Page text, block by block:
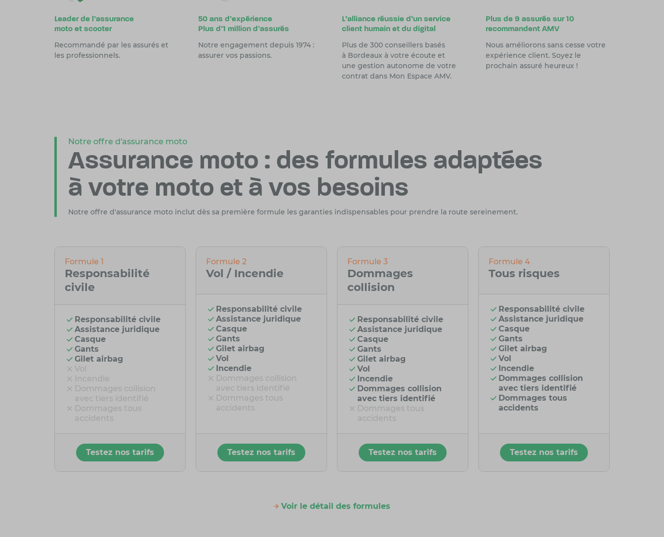
Leader de l’assurance
moto et scooter
Recommandé par les assurés et
les professionnels.
50 ans d’expérience
Plus d’1 million d’assurés
Notre engagement depuis 1974 :
assurer vos passions.
L'alliance réussie d'un service
client humain et du digital
Plus de 300 conseillers basés
à Bordeaux à votre écoute et
une gestion autonome de votre
contrat dans Mon Espace AMV.
Plus de 9 assurés sur 10
recommandent AMV
Nous améliorons sans cesse votre
expérience client. Soyez le
prochain assuré heureux !
Notre offre d'assurance moto
Assurance moto : des formules adaptées
à votre moto et à vos besoins
Notre offre d'assurance moto inclut dès sa première formule les garanties indispensables pour prendre la route sereinement.
Formule 1
Responsabilité
civile
Responsabilité civile
Assistance juridique
Casque
Gants
Gilet airbag
Vol
Incendie
Dommages collision
avec tiers identifié
Dommages tous
accidents
Testez nos tarifs
Formule 2
Vol / Incendie
Responsabilité civile
Assistance juridique
Casque
Gants
Gilet airbag
Vol
Incendie
Dommages collision
avec tiers identifié
Dommages tous
accidents
Testez nos tarifs
Formule 3
Dommages
collision
Responsabilité civile
Assistance juridique
Casque
Gants
Gilet airbag
Vol
Incendie
Dommages collision
avec tiers identifié
Dommages tous
accidents
Testez nos tarifs
Formule 4
Tous risques
Responsabilité civile
Assistance juridique
Casque
Gants
Gilet airbag
Vol
Incendie
Dommages collision
avec tiers identifié
Dommages tous
accidents
Testez nos tarifs
Voir le détail des formules